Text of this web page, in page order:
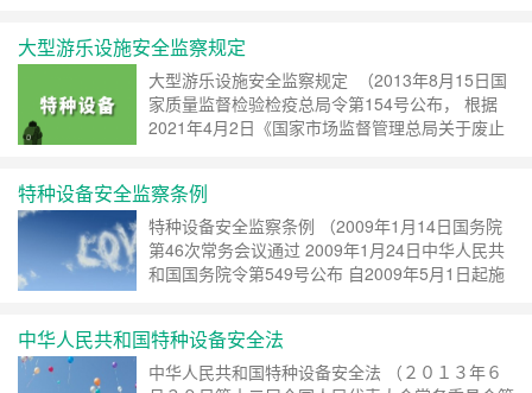
»
大型游乐设施安全监察规定
大型游乐设施安全监察规定 （2013年8月15日国
家质量监督检验检疫总局令第154号公布， 根据
2021年4月2日《国家市场监督管理总局关于废止
继续阅读 »
特种设备安全监察条例
特种设备安全监察条例 （2009年1月14日国务院
第46次常务会议通过 2009年1月24日中华人民共
和国国务院令第549号公布 自2009年5月1日起施
中华人民共和国特种设备安全法
中华人民共和国特种设备安全法 （２０１３年６